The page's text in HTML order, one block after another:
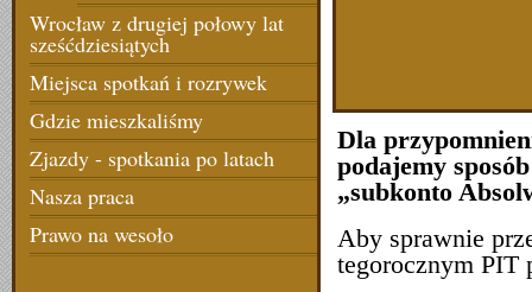
Wrocław z drugiej połowy lat
sześćdziesiątych
Miejsca spotkań i rozrywek
Gdzie mieszkaliśmy
Zjazdy - spotkania po latach
Nasza praca
Prawo na wesoło
Dla
podajemy
„subkonto
Aby sprawnie
tegorocznym PIT